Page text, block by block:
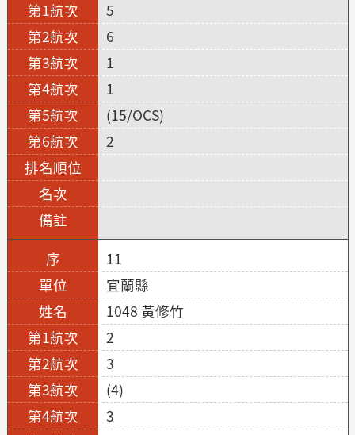
5
6
1
1
(15/OCS)
2
11
宜蘭縣
1048 黃修竹
2
3
(4)
3